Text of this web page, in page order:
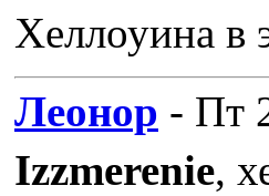
Хеллоуина в
Леонор - Пт
Izzmerenie,